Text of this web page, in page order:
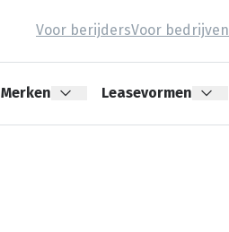
Voor berijdersVoor bedrijven
Merken Leasevormen